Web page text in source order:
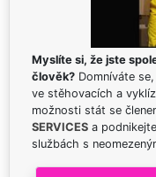
Myslíte si, že jste
člověk? Domníváte
ve stěhovacích a
možnosti stát se
SERVICES a
službách s